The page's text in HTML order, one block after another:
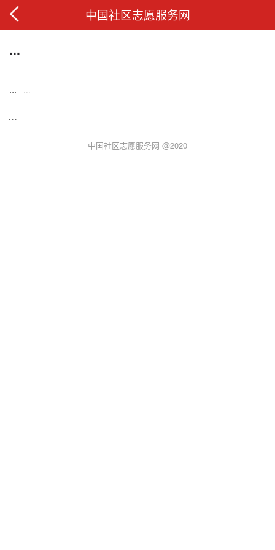
中国社区志愿服务网
...
... ...
...
中国社区志愿服务网 @2020